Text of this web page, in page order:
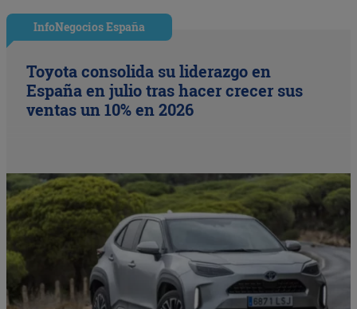
InfoNegocios España
Toyota consolida su liderazgo en
España en julio tras hacer crecer sus
ventas un 10% en 2026